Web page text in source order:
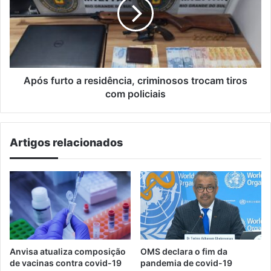
residência,
criminosos
trocam
tiros
com
policiais
Após furto a residência, criminosos trocam tiros
com policiais
Artigos relacionados
Anvisa atualiza composição
de vacinas contra covid-19
OMS declara o fim da
pandemia de covid-19